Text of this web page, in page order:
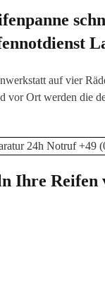
auf vier
vor Ort werden die
Ihre